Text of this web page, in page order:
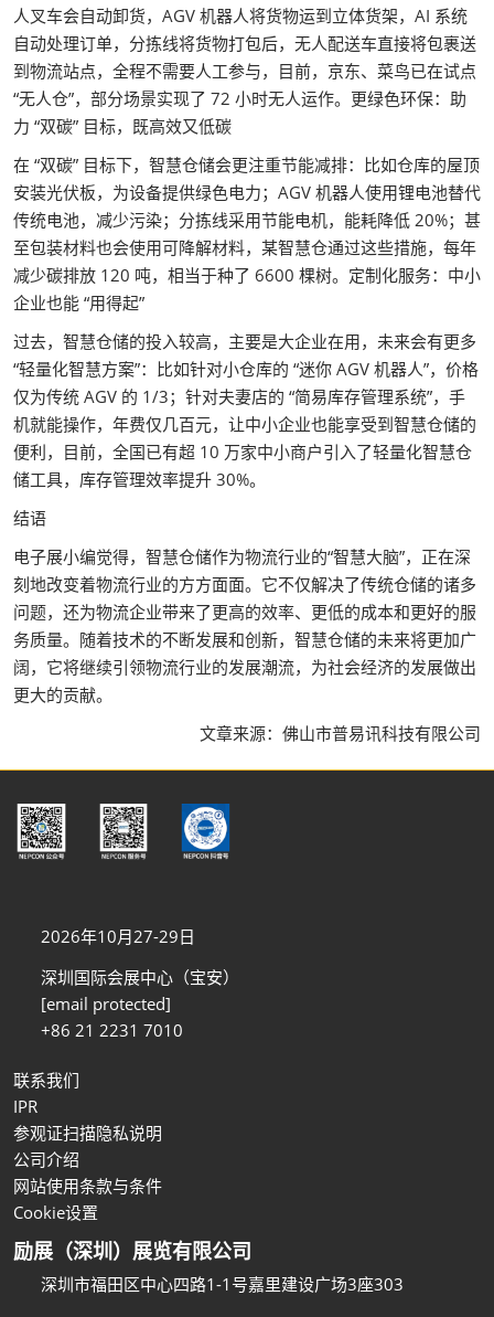
人叉车会自动卸货，AGV 机器人将货物运到立体货架，AI 系统
自动处理订单，分拣线将货物打包后，无人配送车直接将包裹送
到物流站点，全程不需要人工参与，目前，京东、菜鸟已在试点
“无人仓”，部分场景实现了 72 小时无人运作。更绿色环保：助
力 “双碳” 目标，既高效又低碳
在 “双碳” 目标下，智慧仓储会更注重节能减排：比如仓库的屋顶
安装光伏板，为设备提供绿色电力；AGV 机器人使用锂电池替代
传统电池，减少污染；分拣线采用节能电机，能耗降低 20%；甚
至包装材料也会使用可降解材料，某智慧仓通过这些措施，每年
减少碳排放 120 吨，相当于种了 6600 棵树。定制化服务：中小
企业也能 “用得起”
过去，智慧仓储的投入较高，主要是大企业在用，未来会有更多
“轻量化智慧方案”：比如针对小仓库的 “迷你 AGV 机器人”，价格
仅为传统 AGV 的 1/3；针对夫妻店的 “简易库存管理系统”，手
机就能操作，年费仅几百元，让中小企业也能享受到智慧仓储的
便利，目前，全国已有超 10 万家中小商户引入了轻量化智慧仓
储工具，库存管理效率提升 30%。
结语
电子展小编觉得，智慧仓储作为物流行业的“智慧大脑”，正在深
刻地改变着物流行业的方方面面。它不仅解决了传统仓储的诸多
问题，还为物流企业带来了更高的效率、更低的成本和更好的服
务质量。随着技术的不断发展和创新，智慧仓储的未来将更加广
阔，它将继续引领物流行业的发展潮流，为社会经济的发展做出
更大的贡献。
文章来源：佛山市普易讯科技有限公司
2026年10月27-29日
深圳国际会展中心（宝安）
[email protected]
+86 21 2231 7010
联系我们
IPR
参观证扫描隐私说明
公司介绍
网站使用条款与条件
Cookie设置
励展（深圳）展览有限公司
深圳市福田区中心四路1-1号嘉里建设广场3座303